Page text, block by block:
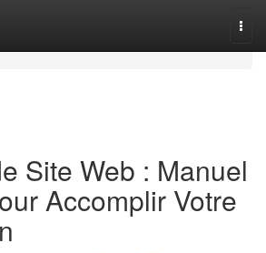
Site Web : Manuel
Accomplir Votre